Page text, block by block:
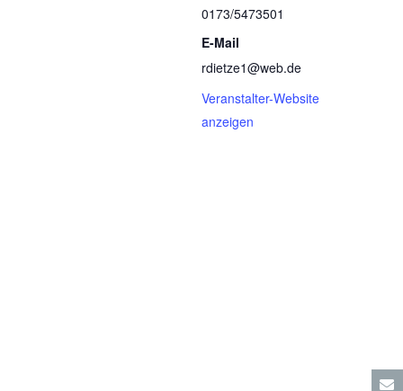
0173/5473501
E-Mail
rdietze1@web.de
Veranstalter-Website
anzeigen